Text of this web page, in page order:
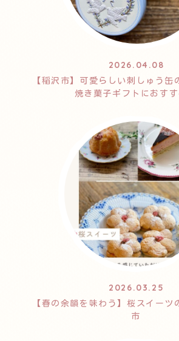
2026.04.08
【稲沢市】可愛らしい刺しゅう缶
焼き菓子ギフトにおすす
2026.03.25
【春の余韻を味わう】桜スイーツ
市